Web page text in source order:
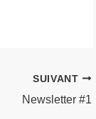
SUIVANT
Newsletter #1